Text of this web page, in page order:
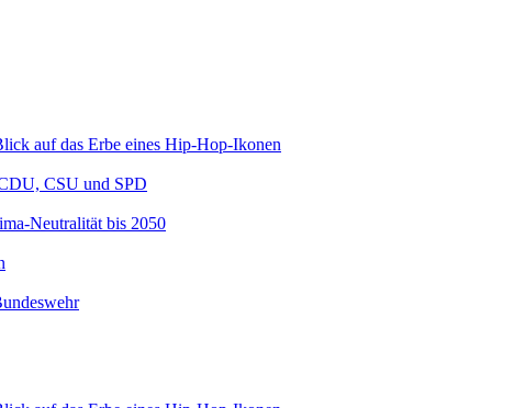
auf das Erbe eines Hip-Hop-Ikonen
CSU und SPD
Neutralität bis 2050